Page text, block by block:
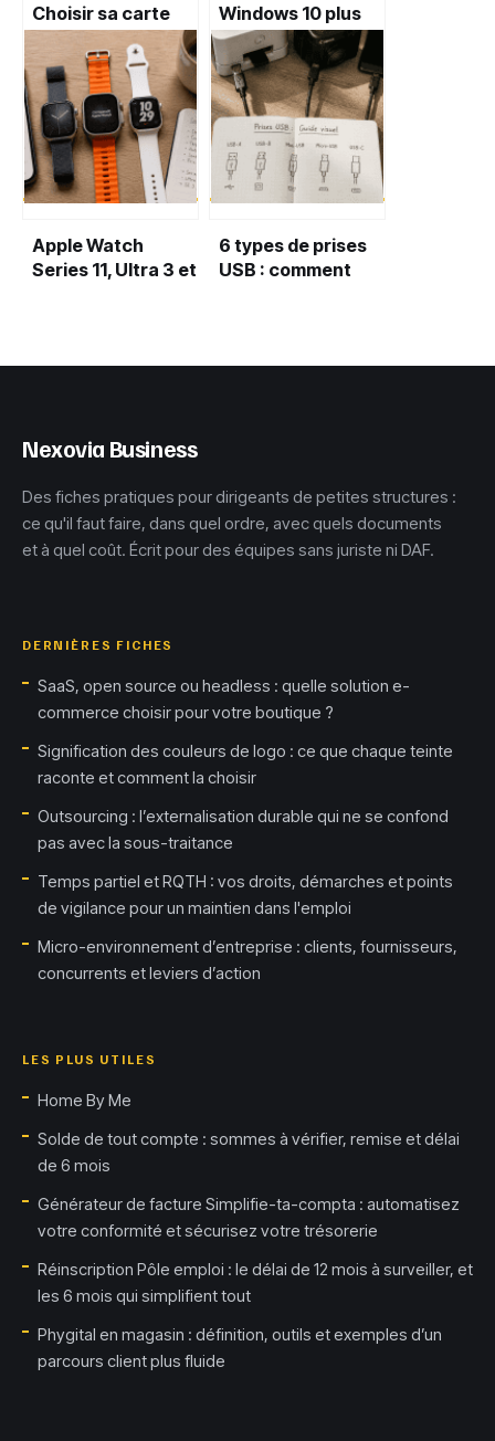
Choisir sa carte
mère : 3 erreurs
fatales qui brident
les performances
de votre PC
Windows 10 plus
lent ? 7 réglages
cachés pour
restaurer sa
vitesse d’origine
Apple Watch
Series 11, Ultra 3 et
6 types de prises
USB : comment
Nexovia Business
Des fiches pratiques pour dirigeants de petites structures :
ce qu'il faut faire, dans quel ordre, avec quels documents
et à quel coût. Écrit pour des équipes sans juriste ni DAF.
DERNIÈRES FICHES
SaaS, open source ou headless : quelle solution e-
commerce choisir pour votre boutique ?
Signification des couleurs de logo : ce que chaque teinte
raconte et comment la choisir
Outsourcing : l’externalisation durable qui ne se confond
pas avec la sous-traitance
Temps partiel et RQTH : vos droits, démarches et points
de vigilance pour un maintien dans l'emploi
Micro-environnement d’entreprise : clients, fournisseurs,
concurrents et leviers d’action
LES PLUS UTILES
Home By Me
Solde de tout compte : sommes à vérifier, remise et délai
de 6 mois
Générateur de facture Simplifie-ta-compta : automatisez
votre conformité et sécurisez votre trésorerie
Réinscription Pôle emploi : le délai de 12 mois à surveiller, et
les 6 mois qui simplifient tout
Phygital en magasin : définition, outils et exemples d’un
parcours client plus fluide